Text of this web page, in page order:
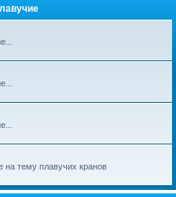
на тему плавучих кранов